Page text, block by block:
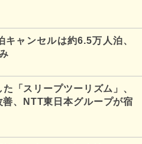
ャンセルは約6.5万人泊、
「スリープツーリズム」、
、NTT東日本グループが宿